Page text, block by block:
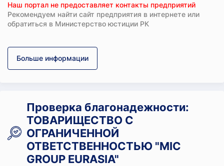
Наш портал не предоставляет контакты предприятий
Рекомендуем найти сайт предприятия в интернете или
обратиться в Министерство юстиции РК
Больше информации
Проверка благонадежности:
ТОВАРИЩЕСТВО С
ОГРАНИЧЕННОЙ
ОТВЕТСТВЕННОСТЬЮ "MIC
GROUP EURASIA"